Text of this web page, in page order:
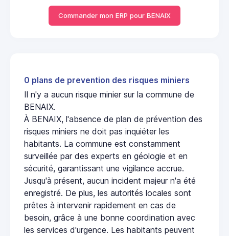
Commander mon ERP pour BENAIX
0 plans de prevention des risques miniers
Il n'y a aucun risque minier sur la commune de
BENAIX.
À BENAIX, l'absence de plan de prévention des
risques miniers ne doit pas inquiéter les
habitants. La commune est constamment
surveillée par des experts en géologie et en
sécurité, garantissant une vigilance accrue.
Jusqu'à présent, aucun incident majeur n'a été
enregistré. De plus, les autorités locales sont
prêtes à intervenir rapidement en cas de
besoin, grâce à une bonne coordination avec
les services d'urgence. Les habitants peuvent